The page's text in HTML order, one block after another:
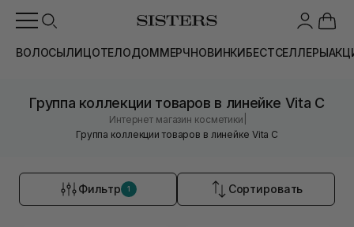
ВОЛОСЫЛИЦОТЕЛОДОММЕРЧНОВИНКИБЕСТСЕЛЛЕРЫ
Группа коллекции товаров в линейке Vita C
Интернет магазин косметики
Группа коллекции товаров в линейке Vita C
Фильтр 1 Сортировать